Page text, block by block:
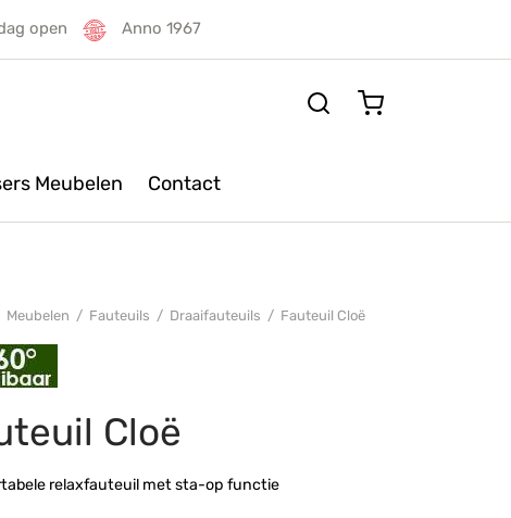
open Anno 1967
Meubelen Contact
Meubelen / Fauteuils / Draaifauteuils / Fauteuil Cloë
Cloë
relaxfauteuil met sta-op functie